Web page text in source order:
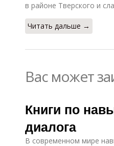
в районе Тверского и
Читать дальше →
Вас может
Книги по
диалога
В современном мире